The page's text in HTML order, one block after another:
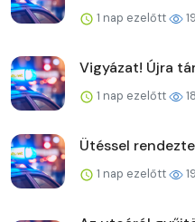
1 nap ezelőtt 19
Vigyázat! Újra
1 nap ezelőtt 18
Ütéssel
1 nap ezelőtt 19